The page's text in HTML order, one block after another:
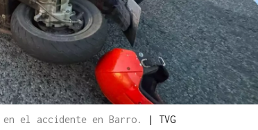
el accidente en Barro. | TVG